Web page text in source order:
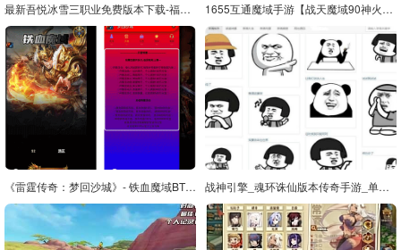
最新吾悦冰雪三职业免费版本下载-福利奖励-账号交易-改名系统-结婚红娘 1655互通魔域手游【战天魔域90神火版】最新整理Win半手工服务端+本地注册验证+GM工具+安卓+详细搭建教程+视频教程
《雷霆传奇：梦回沙城》- 铁血魔域BT版，经典剧情闯关三网H5全网通游戏，支持Win服务端，附通用视频教程，开放多区跨服功能，GM授权网页后台工具 战神引擎_魂环诛仙版本传奇手游_单职业特色传奇手游_Win服务端_通用视频架设教程